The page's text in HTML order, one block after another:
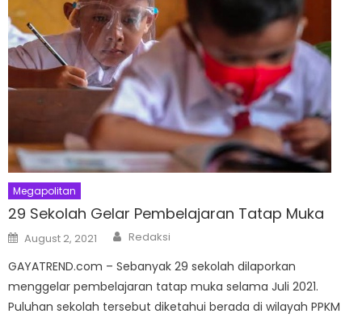
Megapolitan
29 Sekolah Gelar Pembelajaran Tatap Muka
Posted
on
August 2, 2021 Author
Redaksi
GAYATREND.com – Sebanyak 29 sekolah dilaporkan
menggelar pembelajaran tatap muka selama Juli 2021.
Puluhan sekolah tersebut diketahui berada di wilayah PPKM